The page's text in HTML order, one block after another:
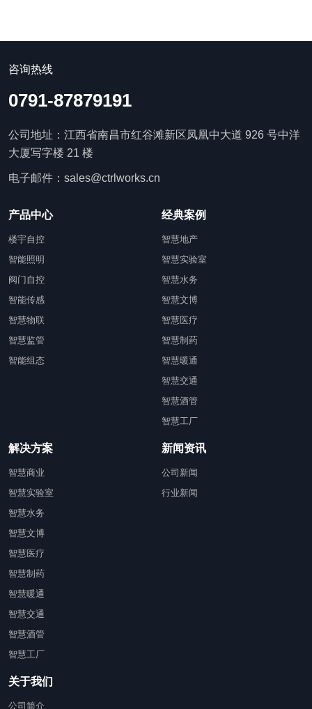
咨询热线
0791-87879191
公司地址：江西省南昌市红谷滩新区凤凰中大道 926 号中洋
大厦写字楼 21 楼
电子邮件：sales@ctrlworks.cn
产品中心
楼宇自控
智能照明
阀门自控
智能传感
智慧物联
智慧监管
智能组态
经典案例
智慧地产
智慧实验室
智慧水务
智慧文博
智慧医疗
智慧制药
智慧暖通
智慧交通
智慧酒管
智慧工厂
解决方案
智慧商业
智慧实验室
智慧水务
智慧文博
智慧医疗
智慧制药
智慧暖通
智慧交通
智慧酒管
智慧工厂
新闻资讯
公司新闻
行业新闻
关于我们
公司简介